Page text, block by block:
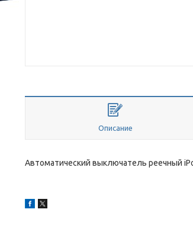
Описание
Автоматический выключатель реечный